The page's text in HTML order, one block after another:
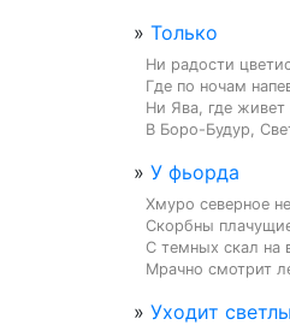
» Только
Ни радости
Где по ночам
Ни Ява, где живет
В Боро-Будур,
» У фьорда
Хмуро северное
Скорбны
С темных скал на
Мрачно смотрит
» Уходит